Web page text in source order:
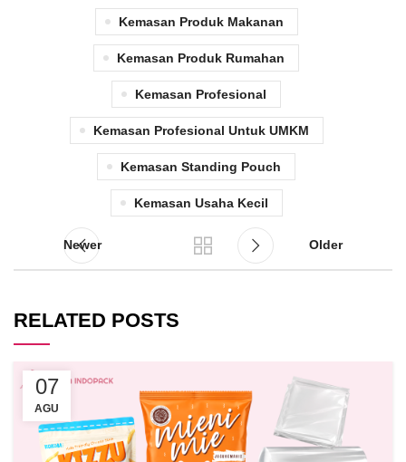
Kemasan Produk Makanan
Kemasan Produk Rumahan
Kemasan Profesional
Kemasan Profesional Untuk UMKM
Kemasan Standing Pouch
Kemasan Usaha Kecil
Newer Older
RELATED POSTS
07
AGU